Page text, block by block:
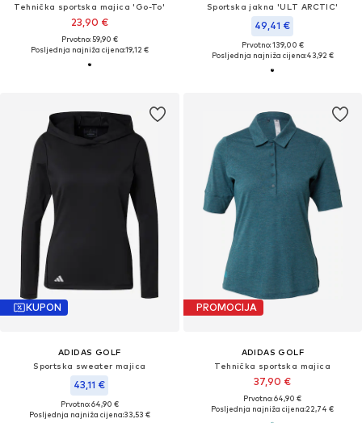
Tehnička sportska majica 'Go-To'
23,90 €
Prvotno: 59,90 €
Posljednja najniža cijena:19,12 €
Sportska jakna 'ULT ARCTIC'
49,41 €
Prvotno: 139,00 €
Posljednja najniža cijena:43,92 €
KUPON
ADIDAS GOLF
Sportska sweater majica
43,11 €
Prvotno: 64,90 €
Posljednja najniža cijena:33,53 €
PROMOCIJA
ADIDAS GOLF
Tehnička sportska majica
37,90 €
Prvotno: 64,90 €
Posljednja najniža cijena:22,74 €